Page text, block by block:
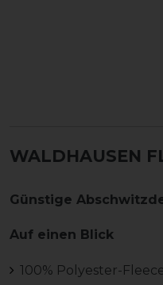
WALDHAUSEN
Günstige
Auf einen Blick
100% Polyester-